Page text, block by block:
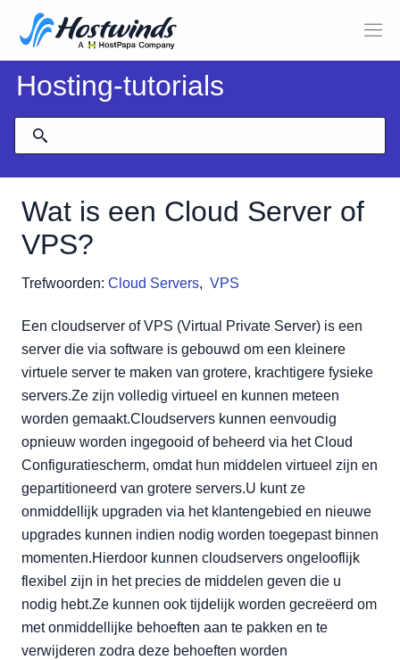
Hosting-tutorials
Wat is een Cloud Server of
VPS?
Trefwoorden: Cloud Servers, VPS
Een cloudserver of VPS (Virtual Private Server) is een
server die via software is gebouwd om een kleinere
virtuele server te maken van grotere, krachtigere fysieke
servers.Ze zijn volledig virtueel en kunnen meteen
worden gemaakt.Cloudservers kunnen eenvoudig
opnieuw worden ingegooid of beheerd via het Cloud
Configuratiescherm, omdat hun middelen virtueel zijn en
gepartitioneerd van grotere servers.U kunt ze
onmiddellijk upgraden via het klantengebied en nieuwe
upgrades kunnen indien nodig worden toegepast binnen
momenten.Hierdoor kunnen cloudservers ongelooflijk
flexibel zijn in het precies de middelen geven die u
nodig hebt.Ze kunnen ook tijdelijk worden gecreëerd om
met onmiddellijke behoeften aan te pakken en te
verwijderen zodra deze behoeften worden